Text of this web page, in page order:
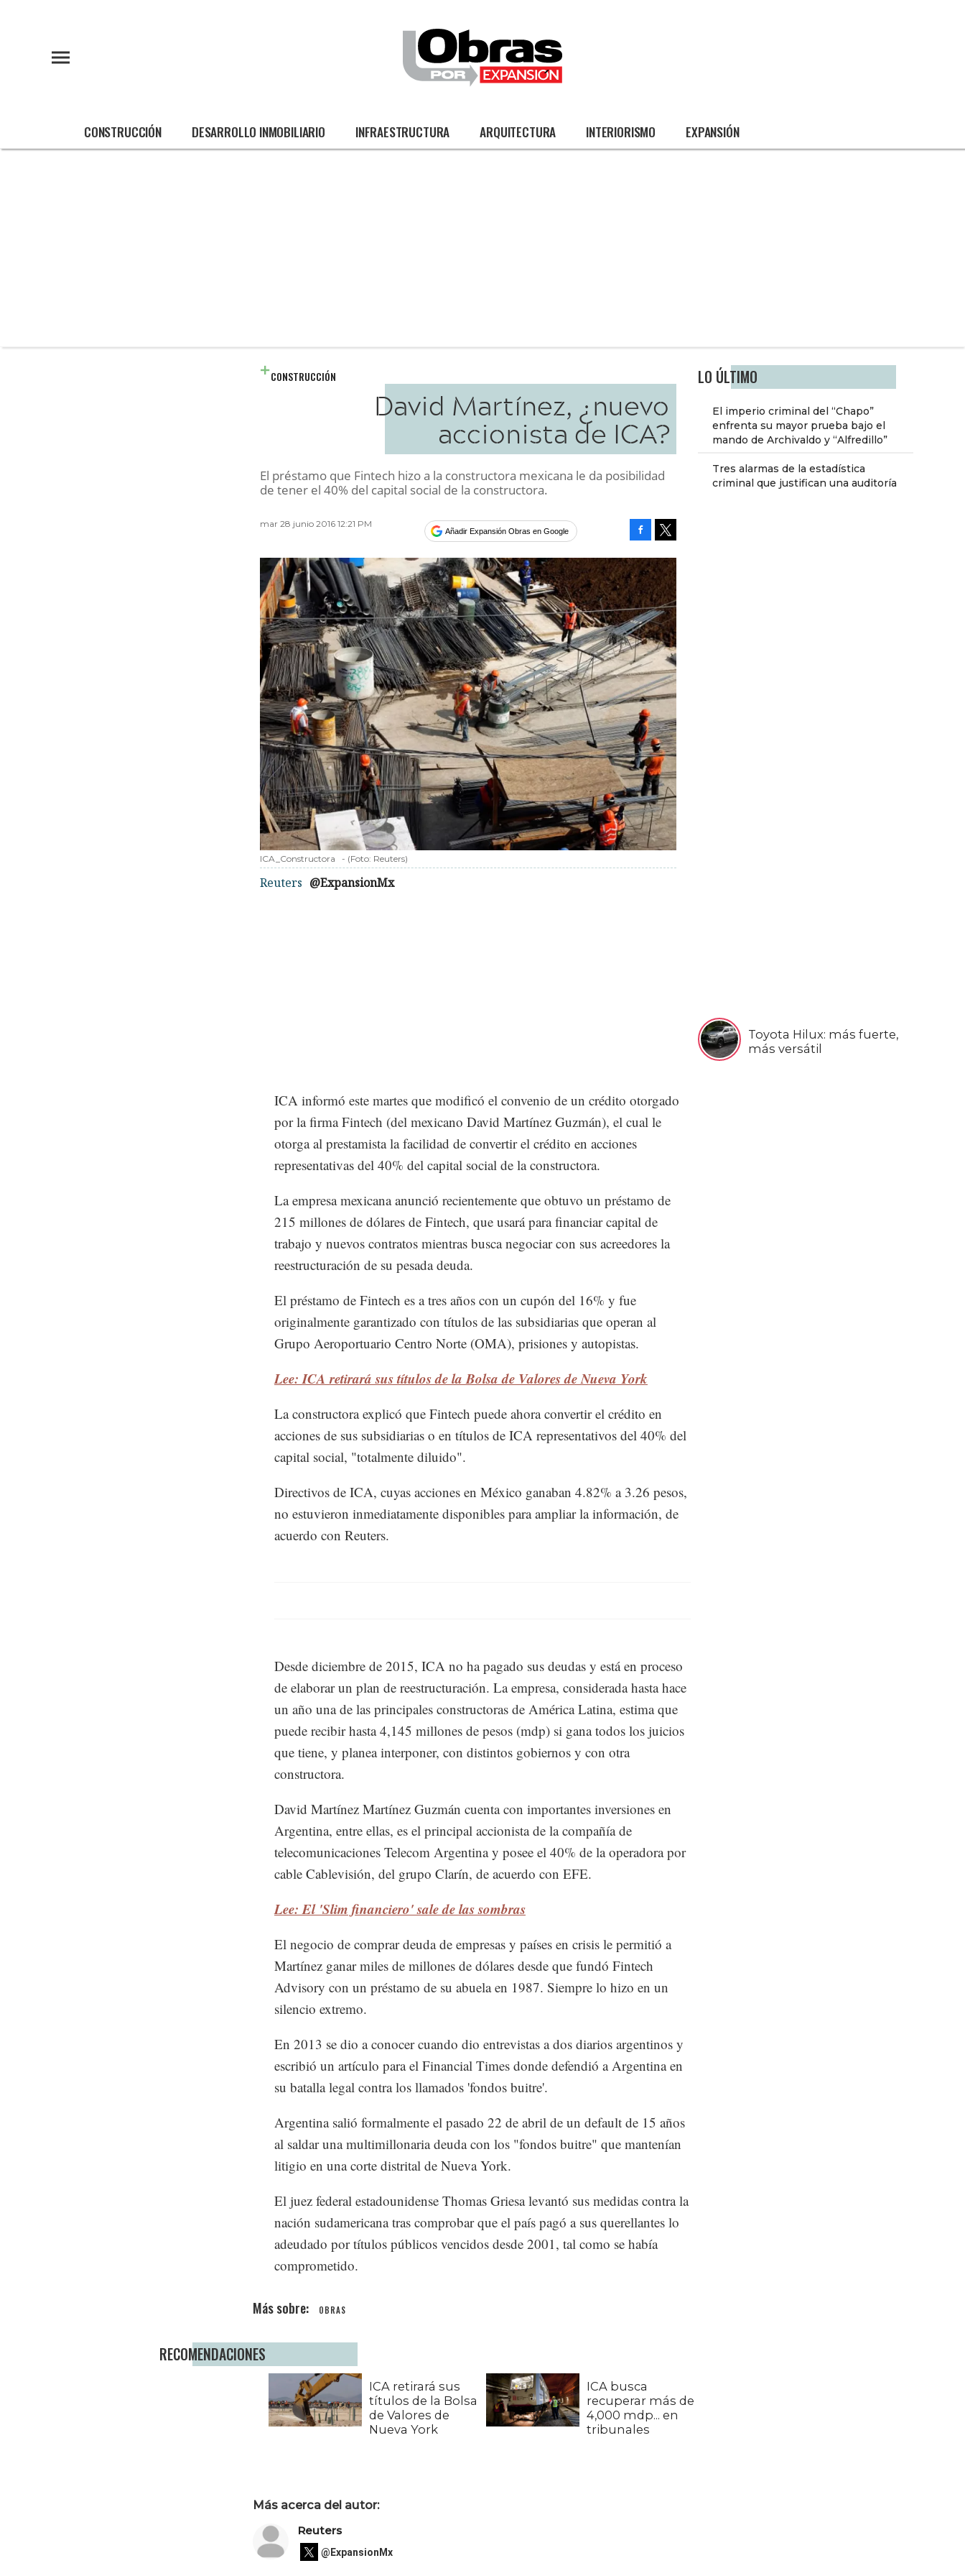
CONSTRUCCIÓN DESARROLLO INMOBILIARIO INFRAESTRUCTURA ARQUITECTURA INTERIORISMO EXPANSIÓN
LO ÚLTIMO
El imperio criminal del “Chapo”
enfrenta su mayor prueba bajo el
mando de Archivaldo y “Alfredillo”
Tres alarmas de la estadística
criminal que justifican una auditoría
Toyota Hilux: más fuerte,
más versátil
CONSTRUCCIÓN
David Martínez, ¿nuevo
accionista de ICA?
El préstamo que Fintech hizo a la constructora mexicana le da posibilidad
de tener el 40% del capital social de la constructora.
mar 28 junio 2016 12:21 PM
Añadir Expansión Obras en Google
ICA_Constructora - (Foto: Reuters)
Reuters @ExpansionMx
ICA informó este martes que modificó el convenio de un crédito otorgado
por la firma Fintech (del mexicano David Martínez Guzmán), el cual le
otorga al prestamista la facilidad de convertir el crédito en acciones
representativas del 40% del capital social de la constructora.
La empresa mexicana anunció recientemente que obtuvo un préstamo de
215 millones de dólares de Fintech, que usará para financiar capital de
trabajo y nuevos contratos mientras busca negociar con sus acreedores la
reestructuración de su pesada deuda.
El préstamo de Fintech es a tres años con un cupón del 16% y fue
originalmente garantizado con títulos de las subsidiarias que operan al
Grupo Aeroportuario Centro Norte (OMA), prisiones y autopistas.
Lee: ICA retirará sus títulos de la Bolsa de Valores de Nueva York
La constructora explicó que Fintech puede ahora convertir el crédito en
acciones de sus subsidiarias o en títulos de ICA representativos del 40% del
capital social, "totalmente diluido".
Directivos de ICA, cuyas acciones en México ganaban 4.82% a 3.26 pesos,
no estuvieron inmediatamente disponibles para ampliar la información, de
acuerdo con Reuters.
Desde diciembre de 2015, ICA no ha pagado sus deudas y está en proceso
de elaborar un plan de reestructuración. La empresa, considerada hasta hace
un año una de las principales constructoras de América Latina, estima que
puede recibir hasta 4,145 millones de pesos (mdp) si gana todos los juicios
que tiene, y planea interponer, con distintos gobiernos y con otra
constructora.
David Martínez Martínez Guzmán cuenta con importantes inversiones en
Argentina, entre ellas, es el principal accionista de la compañía de
telecomunicaciones Telecom Argentina y posee el 40% de la operadora por
cable Cablevisión, del grupo Clarín, de acuerdo con EFE.
Lee: El 'Slim financiero' sale de las sombras
El negocio de comprar deuda de empresas y países en crisis le permitió a
Martínez ganar miles de millones de dólares desde que fundó Fintech
Advisory con un préstamo de su abuela en 1987. Siempre lo hizo en un
silencio extremo.
En 2013 se dio a conocer cuando dio entrevistas a dos diarios argentinos y
escribió un artículo para el Financial Times donde defendió a Argentina en
su batalla legal contra los llamados 'fondos buitre'.
Argentina salió formalmente el pasado 22 de abril de un default de 15 años
al saldar una multimillonaria deuda con los "fondos buitre" que mantenían
litigio en una corte distrital de Nueva York.
El juez federal estadounidense Thomas Griesa levantó sus medidas contra la
nación sudamericana tras comprobar que el país pagó a sus querellantes lo
adeudado por títulos públicos vencidos desde 2001, tal como se había
comprometido.
OBRAS
RECOMENDACIONES
ICA retirará sus
títulos de la Bolsa
de Valores de
Nueva York
ICA busca
recuperar más de
4,000 mdp... en
tribunales
Más acerca del autor:
Reuters
@ExpansionMx